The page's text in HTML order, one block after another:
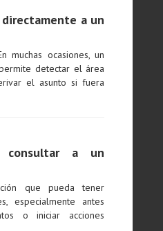
directamente a un
muchas ocasiones, un
detectar el área
el asunto si fuera
consultar a un
que pueda tener
especialmente antes
o iniciar acciones